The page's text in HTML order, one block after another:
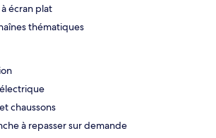
écran plat
thématiques
chaussons
à repasser sur demande